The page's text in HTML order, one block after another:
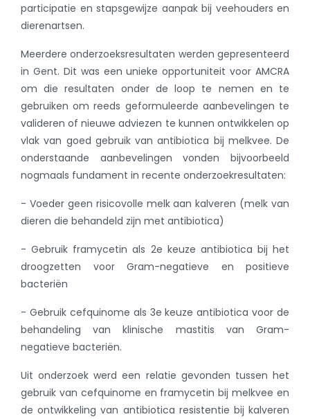
participatie en stapsgewijze aanpak bij veehouders en
dierenartsen.
Meerdere onderzoeksresultaten werden gepresenteerd
in Gent. Dit was een unieke opportuniteit voor AMCRA
om die resultaten onder de loop te nemen en te
gebruiken om reeds geformuleerde aanbevelingen te
valideren of nieuwe adviezen te kunnen ontwikkelen op
vlak van goed gebruik van antibiotica bij melkvee. De
onderstaande aanbevelingen vonden bijvoorbeeld
nogmaals fundament in recente onderzoekresultaten:
- Voeder geen risicovolle melk aan kalveren (melk van
dieren die behandeld zijn met antibiotica)
- Gebruik framycetin als 2e keuze antibiotica bij het
droogzetten voor Gram-negatieve en positieve
bacteriën
- Gebruik cefquinome als 3e keuze antibiotica voor de
behandeling van klinische mastitis van Gram-
negatieve bacteriën.
Uit onderzoek werd een relatie gevonden tussen het
gebruik van cefquinome en framycetin bij melkvee en
de ontwikkeling van antibiotica resistentie bij kalveren